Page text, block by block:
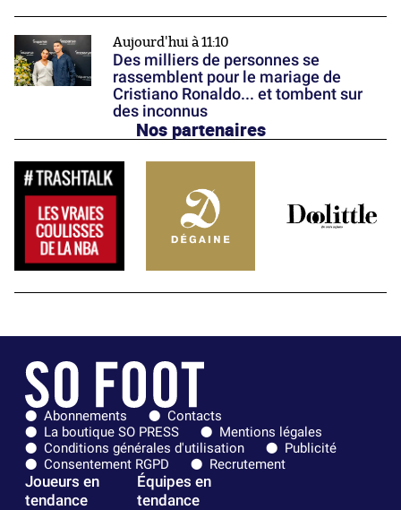
Aujourd'hui à 11:10
Des milliers de personnes se
rassemblent pour le mariage de
Cristiano Ronaldo... et tombent sur
des inconnus
Nos partenaires
Abonnements
Contacts
La boutique SO PRESS
Mentions légales
Conditions générales d'utilisation
Publicité
Consentement RGPD
Recrutement
Joueurs en
tendance
Équipes en
tendance